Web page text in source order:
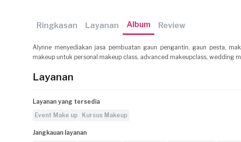
Ringkasan Layanan Album Review
Alynne menyediakan jasa pembuatan gaun pengantin, gaun pesta,
makeup untuk personal makeup class, advanced makeupclass, wedding
Layanan
Layanan yang tersedia
Event Make up
Kursus Makeup
Jangkauan layanan